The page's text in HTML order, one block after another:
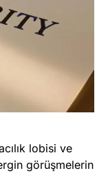
lobisi ve
görüşmelerin